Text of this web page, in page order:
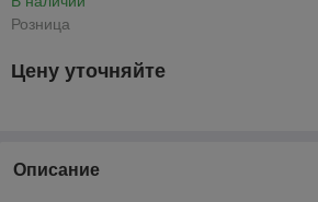
Розница
Цену уточняйте
Описание